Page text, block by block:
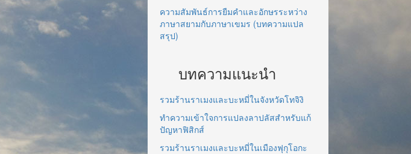
ความสัมพันธ์การยืมคำและอักษรระหว่าง
ภาษาสยามกับภาษาเขมร (บทความแปล
สรุป)
บทความแนะนำ
รวมร้านราเมงและบะหมี่ในจังหวัดโทจิงิ
ทำความเข้าใจการแปลงลาปลัสสำหรับแก้
ปัญหาฟิสิกส์
รวมร้านราเมงและบะหมี่ในเมืองฟุกุโอกะ